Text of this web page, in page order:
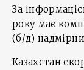
За
року має
(б/д)
Казахстан